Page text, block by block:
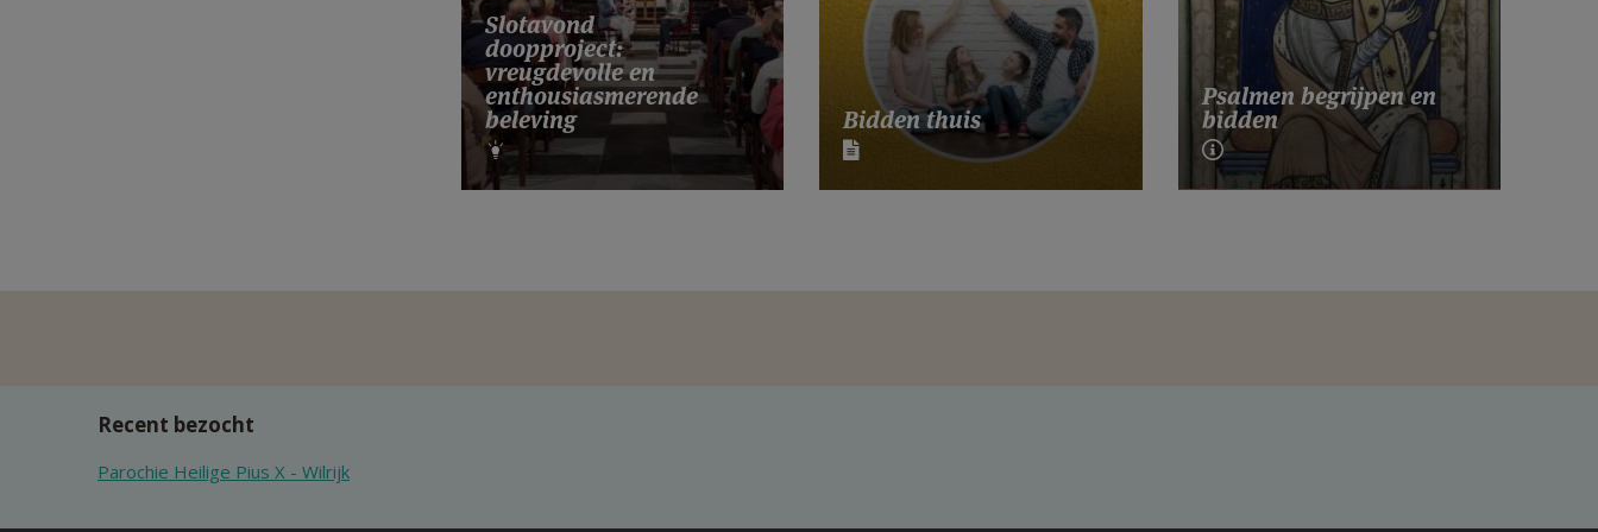
Slotavond
doopproject:
vreugdevolle en
enthousiasmerende
beleving Bidden thuis
Psalmen begrijpen en
bidden
Recent bezocht
Parochie Heilige Pius X - Wilrijk